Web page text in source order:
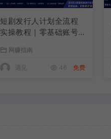
短剧发行人计划全流程
实操教程｜零基础账号
制作、发布优化一站式
出单变现课
网赚指南
遇见 46 免费